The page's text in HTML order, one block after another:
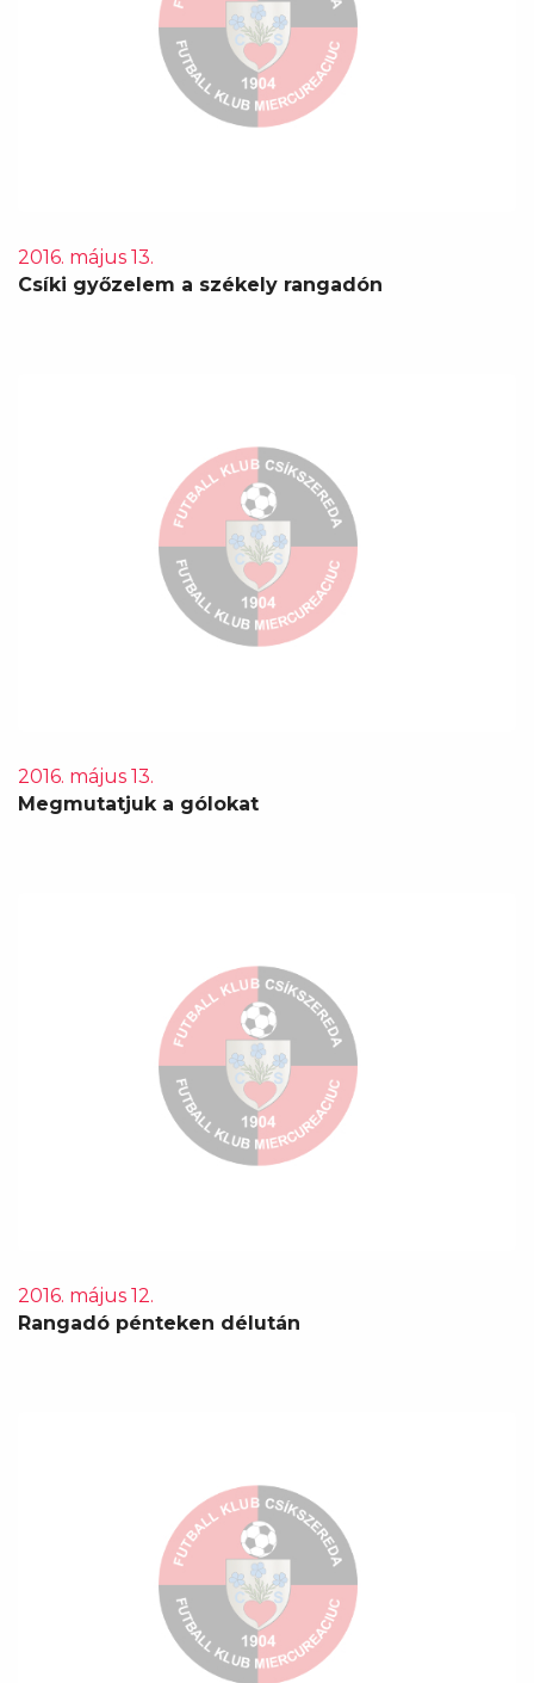
2016. május 13.
Csíki győzelem a székely rangadón
2016. május 13.
Megmutatjuk a gólokat
2016. május 12.
Rangadó pénteken délután